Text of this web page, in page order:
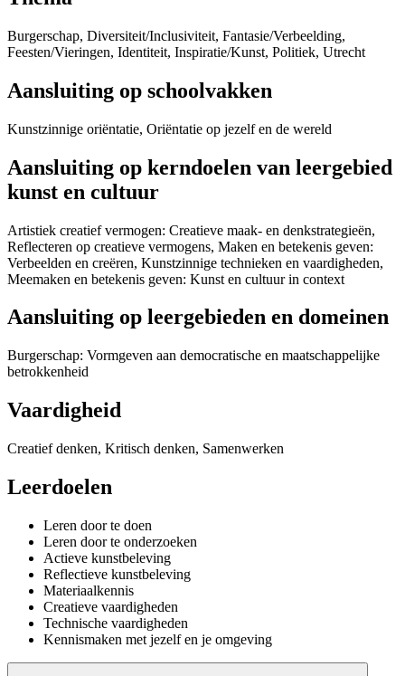
Burgerschap, Diversiteit/Inclusiviteit, Fantasie/Verbeelding,
Feesten/Vieringen, Identiteit, Inspiratie/Kunst, Politiek, Utrecht
Aansluiting op schoolvakken
Kunstzinnige oriëntatie, Oriëntatie op jezelf en de wereld
Aansluiting op kerndoelen van leergebied
kunst en cultuur
Artistiek creatief vermogen: Creatieve maak- en denkstrategieën,
Reflecteren op creatieve vermogens, Maken en betekenis geven:
Verbeelden en creëren, Kunstzinnige technieken en vaardigheden,
Meemaken en betekenis geven: Kunst en cultuur in context
Aansluiting op leergebieden en domeinen
Burgerschap: Vormgeven aan democratische en maatschappelijke
betrokkenheid
Vaardigheid
Creatief denken, Kritisch denken, Samenwerken
Leerdoelen
Leren door te doen
Leren door te onderzoeken
Actieve kunstbeleving
Reflectieve kunstbeleving
Materiaalkennis
Creatieve vaardigheden
Technische vaardigheden
Kennismaken met jezelf en je omgeving